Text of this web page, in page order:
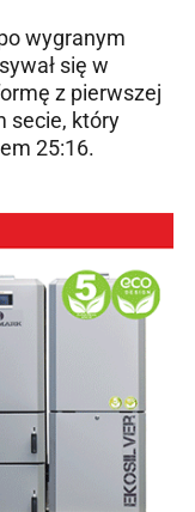
wygranym
się w
z pierwszej
secie, który
25:16.